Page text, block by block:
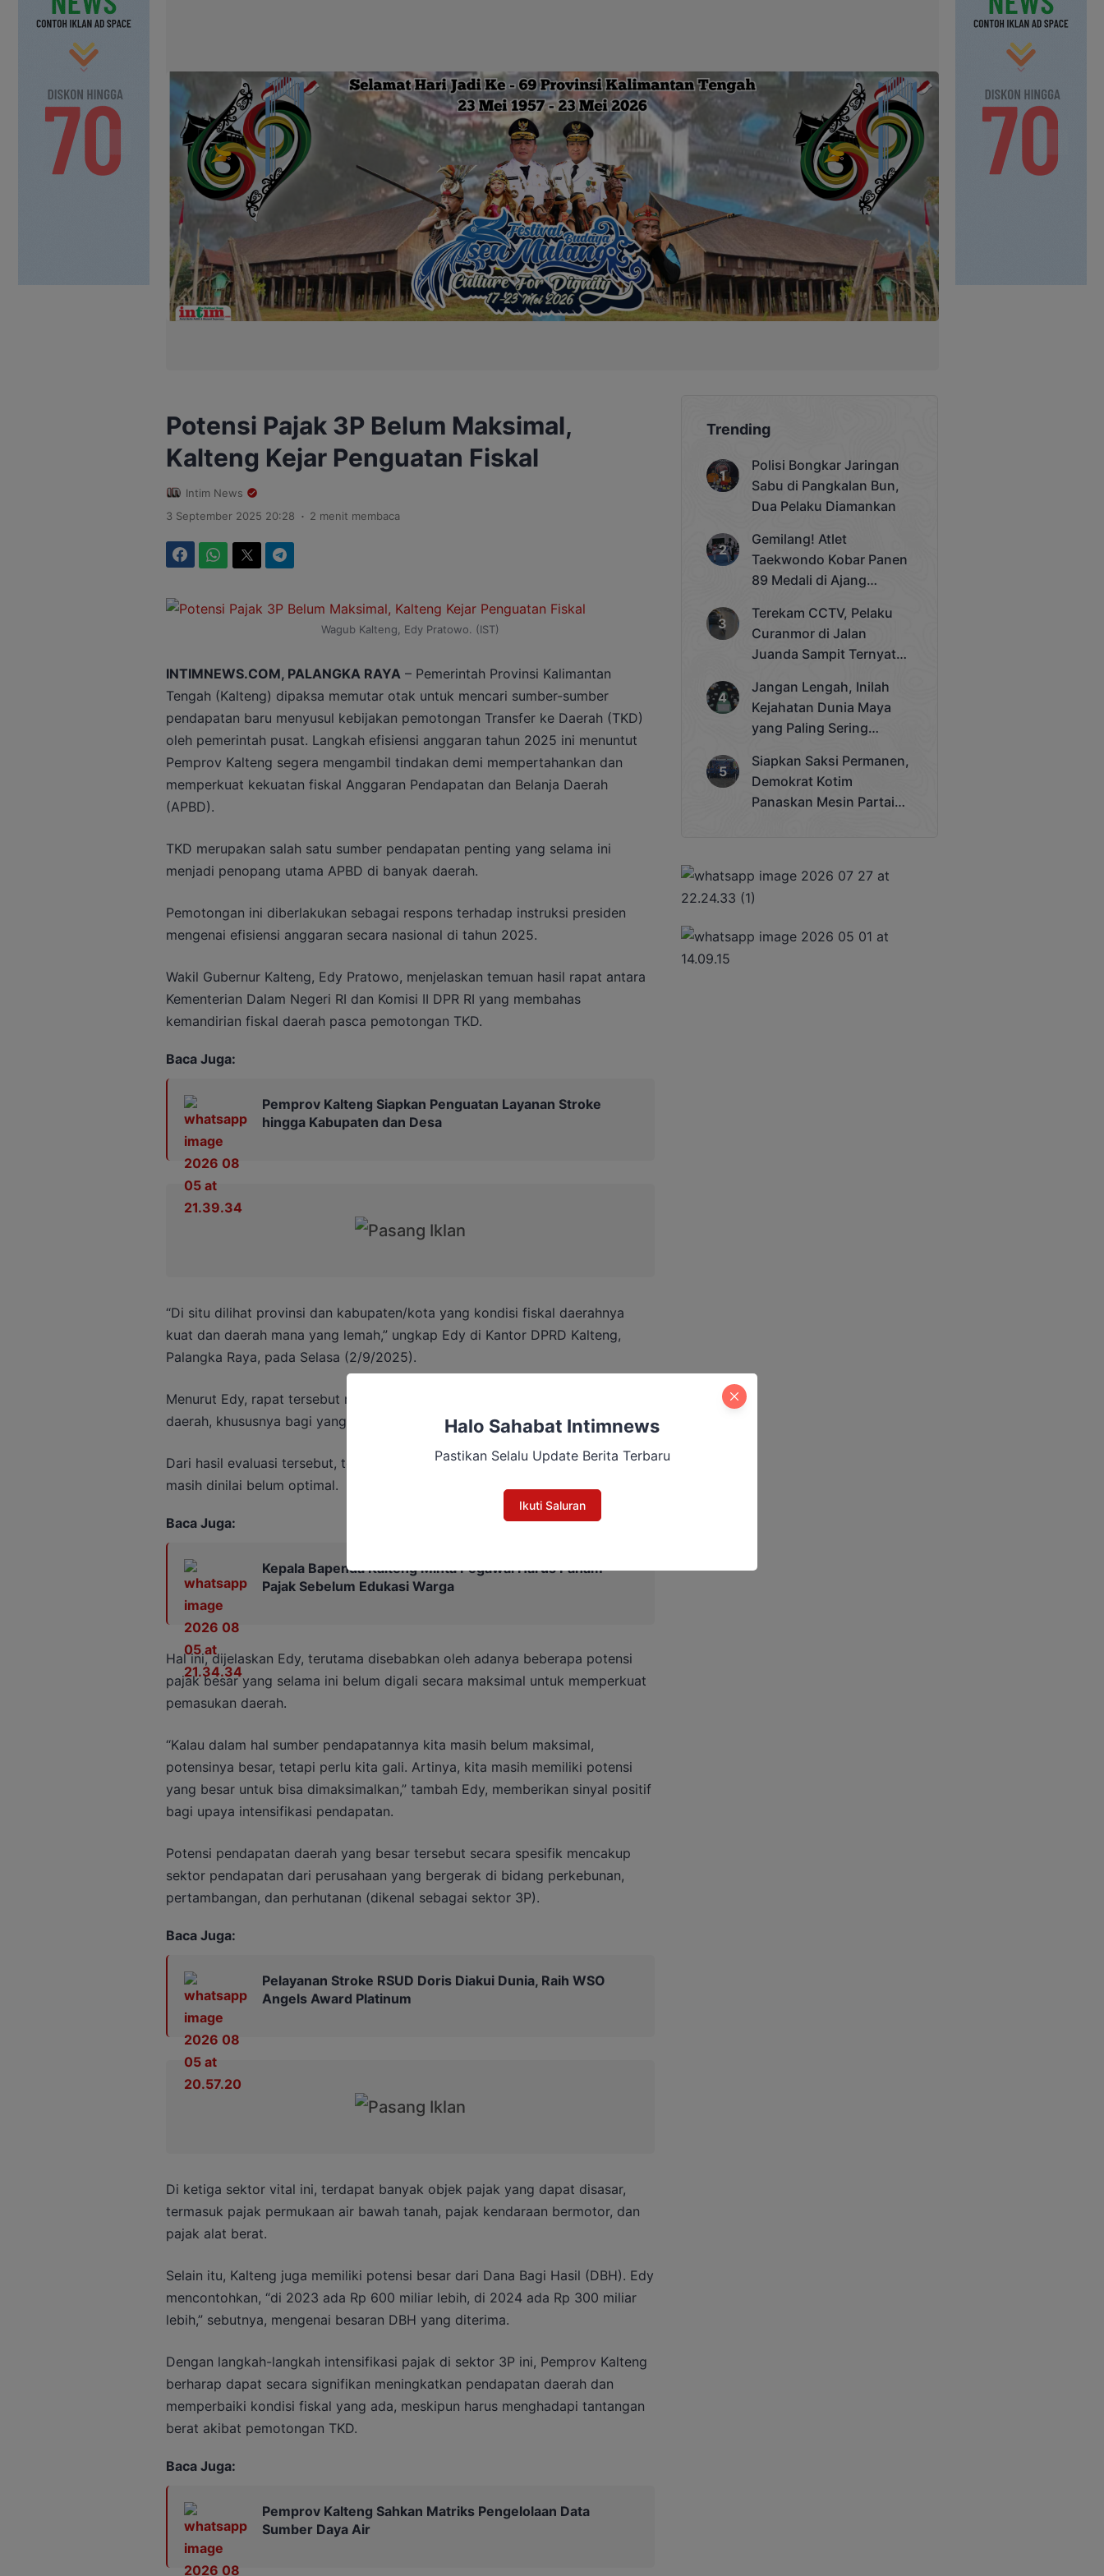
Potensi Pajak 3P Belum Maksimal,
Kalteng Kejar Penguatan Fiskal
Intim News
3 September 2025 20:28 . 2 menit membaca
Wagub Kalteng, Edy Pratowo. (IST)
INTIMNEWS.COM, PALANGKA RAYA – Pemerintah Provinsi Kalimantan
Tengah (Kalteng) dipaksa memutar otak untuk mencari sumber-sumber
pendapatan baru menyusul kebijakan pemotongan Transfer ke Daerah (TKD)
oleh pemerintah pusat. Langkah efisiensi anggaran tahun 2025 ini menuntut
Pemprov Kalteng segera mengambil tindakan demi mempertahankan dan
memperkuat kekuatan fiskal Anggaran Pendapatan dan Belanja Daerah
(APBD).
TKD merupakan salah satu sumber pendapatan penting yang selama ini
menjadi penopang utama APBD di banyak daerah.
Pemotongan ini diberlakukan sebagai respons terhadap instruksi presiden
mengenai efisiensi anggaran secara nasional di tahun 2025.
Wakil Gubernur Kalteng, Edy Pratowo, menjelaskan temuan hasil rapat antara
Kementerian Dalam Negeri RI dan Komisi II DPR RI yang membahas
kemandirian fiskal daerah pasca pemotongan TKD.
Baca Juga:
Pemprov Kalteng Siapkan Penguatan Layanan Stroke
hingga Kabupaten dan Desa
“Di situ dilihat provinsi dan kabupaten/kota yang kondisi fiskal daerahnya
kuat dan daerah mana yang lemah,” ungkap Edy di Kantor DPRD Kalteng,
Palangka Raya, pada Selasa (2/9/2025).
Menurut Edy, rapat tersebut menjadi masukan penting bagi pemerintah
daerah, khususnya bagi yang kondisi fiskalnya belum maksimal.
Dari hasil evaluasi tersebut, terungkap bahwa kondisi fiskal Kalteng saat ini
masih dinilai belum optimal.
Baca Juga:
Kepala Bapenda Kalteng Minta Pegawai Harus Paham
Pajak Sebelum Edukasi Warga
Hal ini, dijelaskan Edy, terutama disebabkan oleh adanya beberapa potensi
pajak besar yang selama ini belum digali secara maksimal untuk memperkuat
pemasukan daerah.
“Kalau dalam hal sumber pendapatannya kita masih belum maksimal,
potensinya besar, tetapi perlu kita gali. Artinya, kita masih memiliki potensi
yang besar untuk bisa dimaksimalkan,” tambah Edy, memberikan sinyal positif
bagi upaya intensifikasi pendapatan.
Potensi pendapatan daerah yang besar tersebut secara spesifik mencakup
sektor pendapatan dari perusahaan yang bergerak di bidang perkebunan,
pertambangan, dan perhutanan (dikenal sebagai sektor 3P).
Baca Juga:
Pelayanan Stroke RSUD Doris Diakui Dunia, Raih WSO
Angels Award Platinum
Di ketiga sektor vital ini, terdapat banyak objek pajak yang dapat disasar,
termasuk pajak permukaan air bawah tanah, pajak kendaraan bermotor, dan
pajak alat berat.
Selain itu, Kalteng juga memiliki potensi besar dari Dana Bagi Hasil (DBH). Edy
mencontohkan, “di 2023 ada Rp 600 miliar lebih, di 2024 ada Rp 300 miliar
lebih,” sebutnya, mengenai besaran DBH yang diterima.
Dengan langkah-langkah intensifikasi pajak di sektor 3P ini, Pemprov Kalteng
berharap dapat secara signifikan meningkatkan pendapatan daerah dan
memperbaiki kondisi fiskal yang ada, meskipun harus menghadapi tantangan
berat akibat pemotongan TKD.
Baca Juga:
Pemprov Kalteng Sahkan Matriks Pengelolaan Data
Sumber Daya Air
Trending
Polisi Bongkar Jaringan
Sabu di Pangkalan Bun,
Dua Pelaku Diamankan
Gemilang! Atlet
Taekwondo Kobar Panen
89 Medali di Ajang
Cup 2025
Terekam CCTV, Pelaku
Curanmor di Jalan
Juanda Sampit Ternyata
Jangan Lengah, Inilah
Kejahatan Dunia Maya
yang Paling Sering
Siapkan Saksi Permanen,
Demokrat Kotim
Panaskan Mesin Partai
Halo Sahabat Intimnews
Pastikan Selalu Update Berita Terbaru
Ikuti Saluran